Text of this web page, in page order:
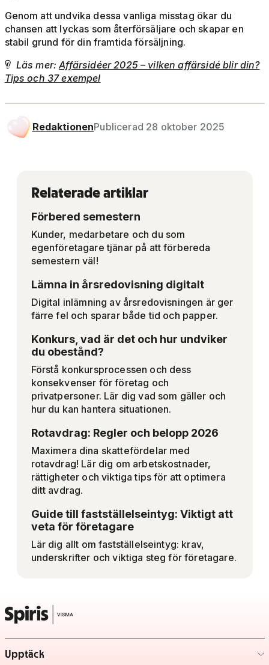
Genom att undvika dessa vanliga misstag ökar du
chansen att lyckas som återförsäljare och skapar en
stabil grund för din framtida försäljning.
 Läs mer:Affärsidéer 2025 – vilken affärsidé blir din?
Tips och 37 exempel
RedaktionenPublicerad 28 oktober 2025
Relaterade artiklar
Förbered semestern
Kunder, medarbetare och du som
egenföretagare tjänar på att förbereda
semestern väl!
Lämna in årsredovisning digitalt
Digital inlämning av årsredovisningen är ger
färre fel och sparar både tid och papper.
Konkurs, vad är det och hur undviker
du obestånd?
Förstå konkursprocessen och dess
konsekvenser för företag och
privatpersoner. Lär dig vad som gäller och
hur du kan hantera situationen.
Rotavdrag: Regler och belopp 2026
Maximera dina skattefördelar med
rotavdrag! Lär dig om arbetskostnader,
rättigheter och viktiga tips för att optimera
ditt avdrag.
Guide till fastställelseintyg: Viktigt att
veta för företagare
Lär dig allt om fastställelseintyg: krav,
underskrifter och viktiga steg för företagare.
Upptäck
– klicka för att expandera lista